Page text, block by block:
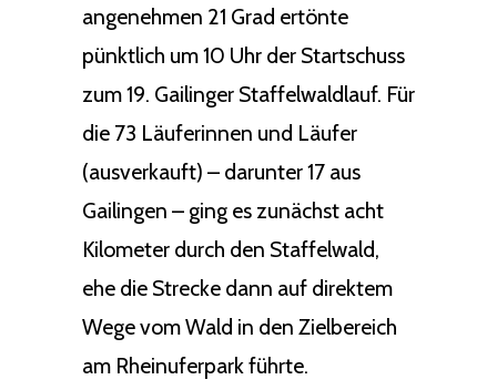
angenehmen 21 Grad ertönte
pünktlich um 10 Uhr der Startschuss
zum 19. Gailinger Staffelwaldlauf. Für
die 73 Läuferinnen und Läufer
(ausverkauft) – darunter 17 aus
Gailingen – ging es zunächst acht
Kilometer durch den Staffelwald,
ehe die Strecke dann auf direktem
Wege vom Wald in den Zielbereich
am Rheinuferpark führte.